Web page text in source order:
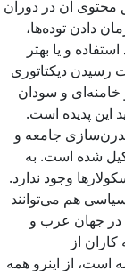
محتوی آن در دوران
دادن توده‌ها،
و یا بهتر
رسیدن دیکتاتوری
خامنه‌ای و سودان
این پدیده است.
جامعه و
شده است. به
وجود ندارد.
هم می‌توانند
در جهان عرب و
از
از اینرو همه